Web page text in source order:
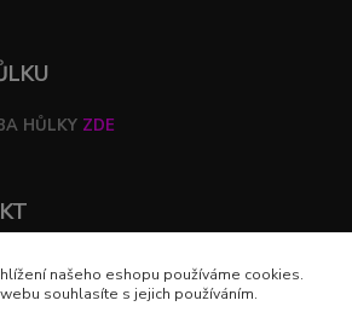
HŮLKY ZDE
našeho eshopu používáme cookies.
souhlasíte s jejich používáním.